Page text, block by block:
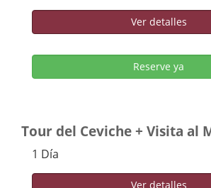
Ver detalles
Reserve ya
Tour del Ceviche + Visita al
1 Día
Ver detalles